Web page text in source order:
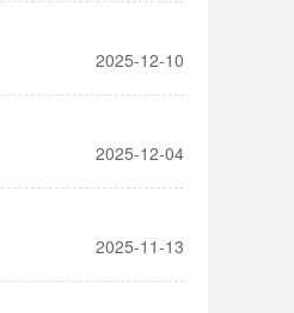
2025-12-10
2025-12-04
2025-11-13